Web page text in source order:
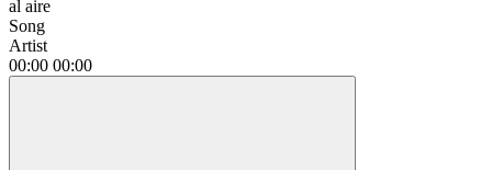
al aire
Song
Artist
00:00 00:00